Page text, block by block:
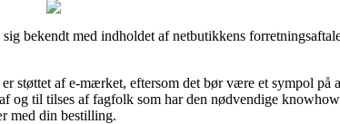
bekendt med indholdet af netbutikkens
støttet af e-mærket, eftersom det bør være et sympol på
og til tilses af fagfolk som har den nødvendige
med din bestilling.